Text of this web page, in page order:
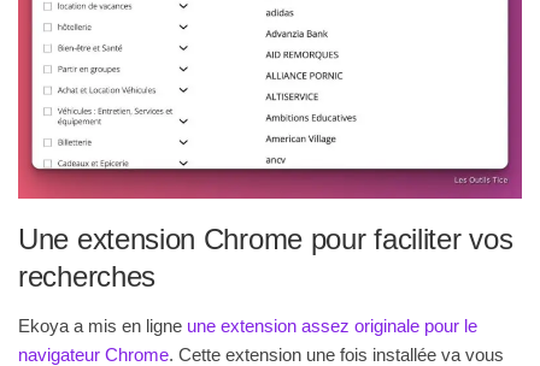
Une extension Chrome pour faciliter vos
recherches
Ekoya a mis en ligne une extension assez originale pour le
navigateur Chrome. Cette extension une fois installée va vous